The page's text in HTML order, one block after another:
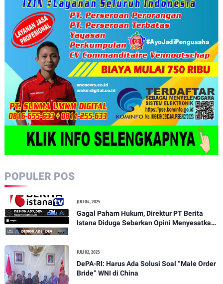
POPULER POS
JULI 04, 2025
Gagal Paham Hukum, Direktur PT Berita
Istana Diduga Sebarkan Opini Menyesatkan
JULI 02, 2025
DePA-RI: Harus Ada Solusi Soal “Male Order
Bride” WNI di China